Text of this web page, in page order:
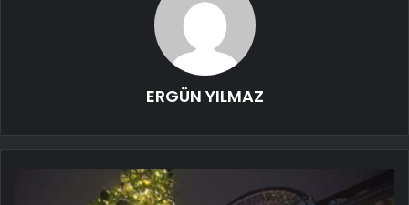
ERGÜN YILMAZ